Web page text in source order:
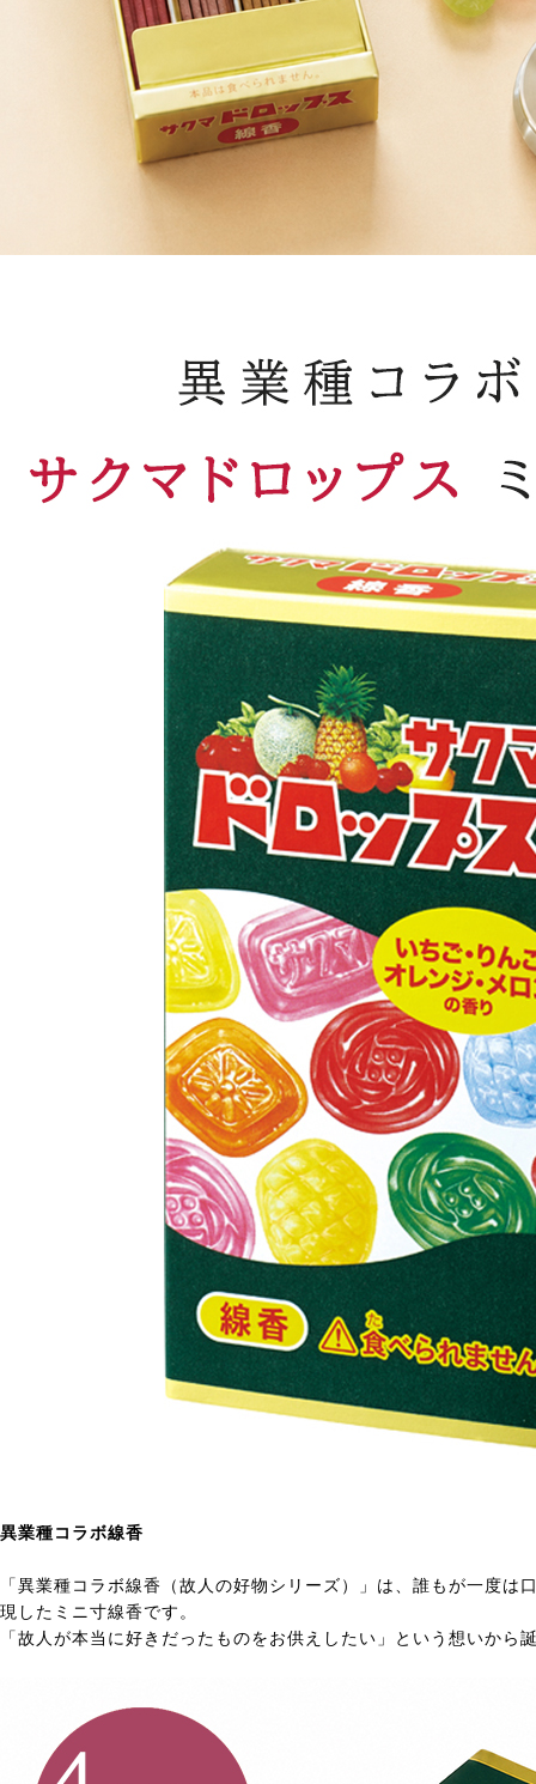
異業種コラボ線香
「異業種コラボ線香（故人の好物シリーズ）」は、誰もが一度
現したミニ寸線香です。
「故人が本当に好きだったものをお供えしたい」という想いか